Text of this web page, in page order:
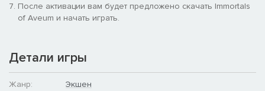
После активации вам будет предложено скачать Immortals
of Aveum и начать играть.
Детали игры
Жанр:
Экшен